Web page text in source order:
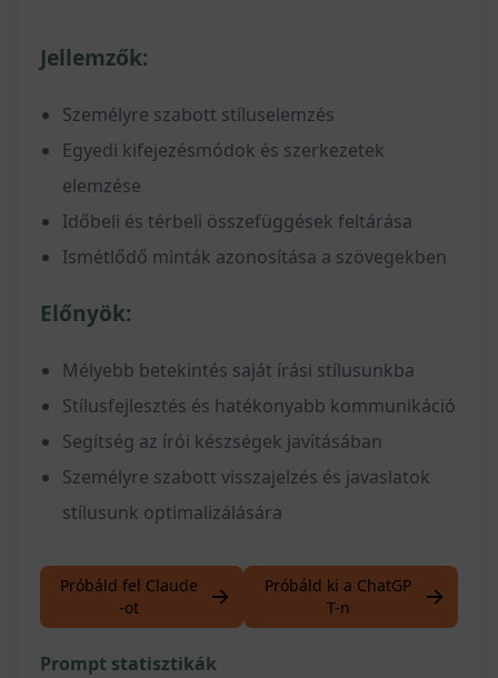
Jellemzők:
Személyre szabott stíluselemzés
Egyedi kifejezésmódok és szerkezetek
elemzése
Időbeli és térbeli összefüggések feltárása
Ismétlődő minták azonosítása a szövegekben
Előnyök:
Mélyebb betekintés saját írási stílusunkba
Stílusfejlesztés és hatékonyabb kommunikáció
Segítség az írói készségek javításában
Személyre szabott visszajelzés és javaslatok
stílusunk optimalizálására
Próbáld fel Claude
-ot
Próbáld ki a ChatGP
T-n
Prompt statisztikák